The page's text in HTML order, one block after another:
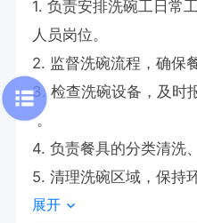
1. 负责安排洗碗工日常
人员岗位。
2. 监督洗碗流程，确保
3. 检查洗碗设备，及时
。
4. 负责餐具的分类清洗
5. 清理洗碗区域，保持
任职要求
展开